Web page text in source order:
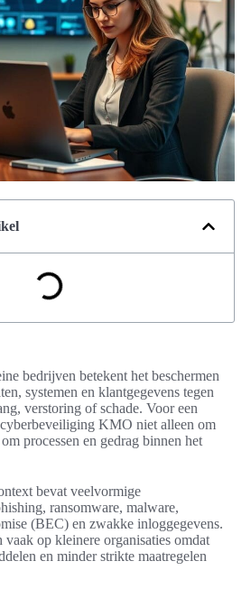
bedrijven betekent het beschermen
systemen en klantgegevens tegen
verstoring of schade. Voor een
KMO niet alleen om
processen en gedrag binnen het
bevat veelvormige
ransomware, malware,
(BEC) en zwakke inloggegevens.
op kleinere organisaties omdat
en minder strikte maatregelen